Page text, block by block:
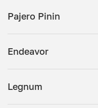
Pajero Pinin
Endeavor
Legnum